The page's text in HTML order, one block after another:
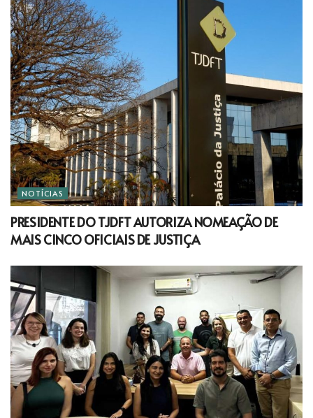
NOTÍCIAS
PRESIDENTE DO TJDFT AUTORIZA NOMEAÇÃO DE
MAIS CINCO OFICIAIS DE JUSTIÇA